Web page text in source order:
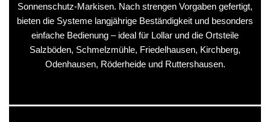
Sonnenschutz-Markisen. Nach strengen Vorgaben gefertigt,
bieten die Systeme langjährige Beständigkeit und besonders
einfache Bedienung – ideal für Lollar und die Ortsteile
Salzböden, Schmelzmühle, Friedelhausen, Kirchberg,
Odenhausen, Röderheide und Ruttershausen.